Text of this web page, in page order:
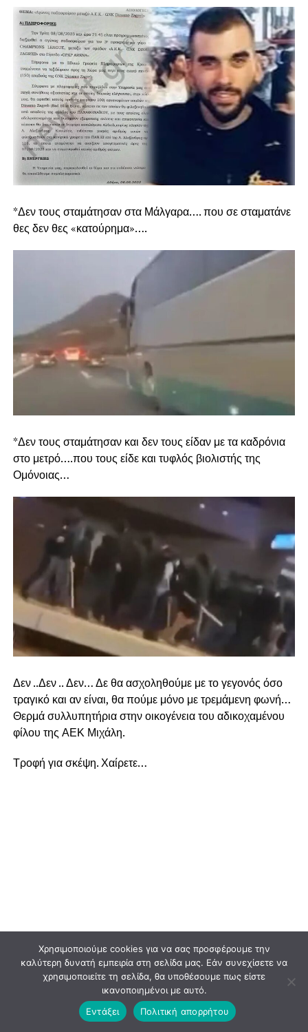
*Δεν τους σταμάτησαν στα Μάλγαρα…. που σε σταματάνε
θες δεν θες «κατούρημα»….
*Δεν τους σταμάτησαν και δεν τους είδαν με τα καδρόνια
στο μετρό….που τους είδε και τυφλός βιολιστής της
Ομόνοιας…
Δεν ..Δεν .. Δεν… Δε θα ασχοληθούμε με το γεγονός όσο
τραγικό και αν είναι, θα πούμε μόνο με τρεμάμενη φωνή…
Θερμά συλλυπητήρια στην οικογένεια του αδικοχαμένου
φίλου της ΑΕΚ Μιχάλη.
Τροφή για σκέψη. Χαίρετε…
Χρησιμοποιούμε cookies για να σας προσφέρουμε την
καλύτερη δυνατή εμπειρία στη σελίδα μας. Εάν συνεχίσετε να
χρησιμοποιείτε τη σελίδα, θα υποθέσουμε πως είστε
ικανοποιημένοι με αυτό.
Εντάξει
Πολιτική απορρήτου